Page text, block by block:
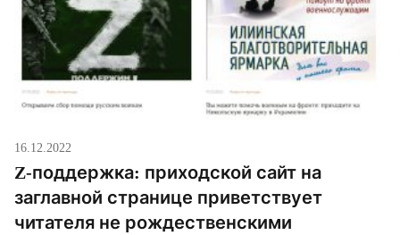
16.12.2022
Z-поддержка: приходской сайт на
заглавной странице приветствует
читателя не рождественскими